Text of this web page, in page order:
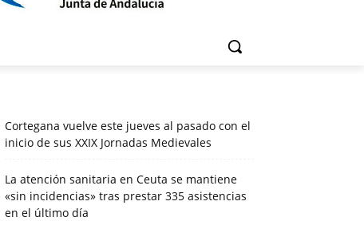
Cortegana vuelve este jueves al pasado con el
inicio de sus XXIX Jornadas Medievales
La atención sanitaria en Ceuta se mantiene
«sin incidencias» tras prestar 335 asistencias
en el último día